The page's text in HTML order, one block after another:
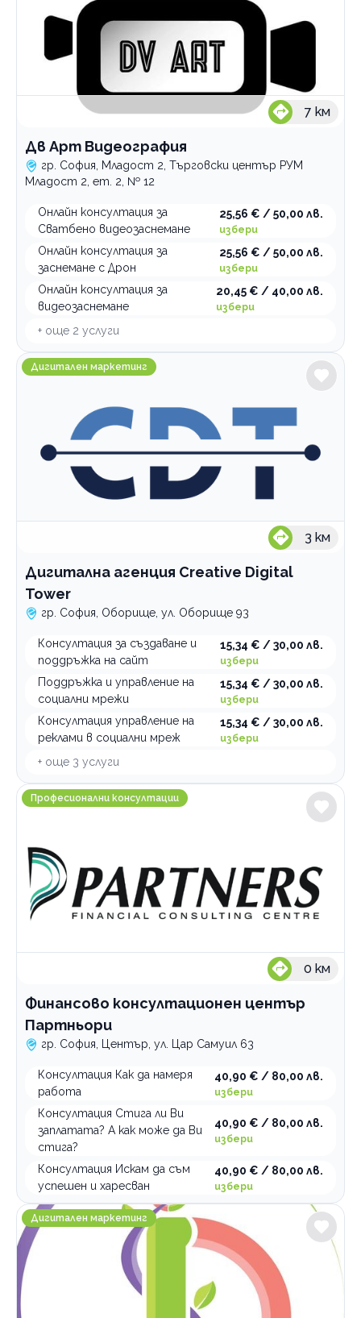
7 км
Дв Арт Видеография
гр. София, Младост 2, Търговски център РУМ
Младост 2, ет. 2, № 12
Онлайн консултация за
Сватбено видеозаснемане
25,56 € / 50,00 лв.
избери
Онлайн консултация за
заснемане с Дрон
25,56 € / 50,00 лв.
избери
Онлайн консултация за
видеозаснемане
20,45 € / 40,00 лв.
избери
+ още 2 услуги
Дигитална агенция Creative Digital Tower
Дигитален маркетинг
3 км
Дигитална агенция Creative Digital
Tower
гр. София, Оборище, ул. Оборище 93
Консултация за създаване и
поддръжка на сайт
15,34 € / 30,00 лв.
избери
Поддръжка и управление на
социални мрежи
15,34 € / 30,00 лв.
избери
Консултация управление на
реклами в социални мреж
15,34 € / 30,00 лв.
избери
+ още 3 услуги
Финансово консултационен център Партньори
Професионални консултации
0 км
Финансово консултационен център
Партньори
гр. София, Център, ул. Цар Самуил 63
Консултация Как да намеря
работа
40,90 € / 80,00 лв.
избери
Консултация Стига ли Ви
заплатата? А как може да Ви
стига?
40,90 € / 80,00 лв.
избери
Консултация Искам да съм
успешен и харесван
40,90 € / 80,00 лв.
избери
Ivys Design
Дигитален маркетинг